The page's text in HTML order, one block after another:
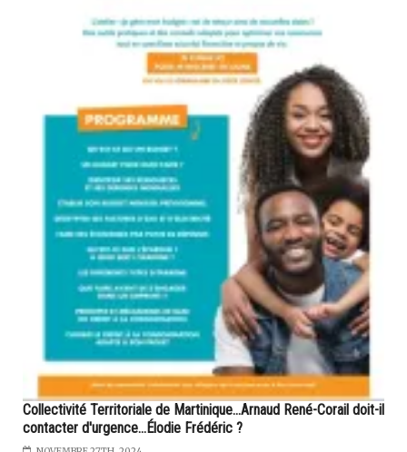
Collectivité Territoriale de Martinique...Arnaud René-Corail doit-il
contacter d'urgence...Élodie Frédéric ?